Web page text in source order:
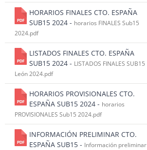
HORARIOS FINALES CTO. ESPAÑA
SUB15 2024 - horarios FINALES Sub15
2024.pdf
LISTADOS FINALES CTO. ESPAÑA
SUB15 2024 - LISTADOS FINALES SUB15
León 2024.pdf
HORARIOS PROVISIONALES CTO.
ESPAÑA SUB15 2024 - horarios
PROVISIONALES Sub15 2024.pdf
INFORMACIÓN PRELIMINAR CTO.
ESPAÑA SUB15 - Información preliminar